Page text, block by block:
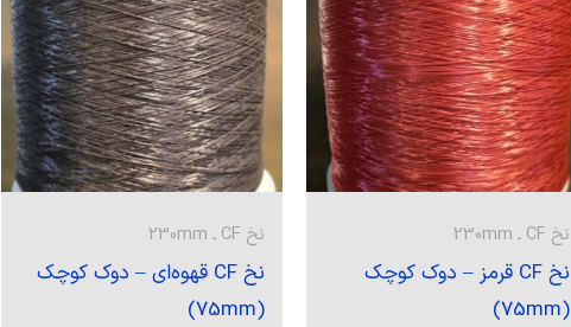
نخ CF ـ 230mm
نخ CF قرمز – دوک کوچک
(75mm)
نخ CF ـ 230mm
نخ CF قهوه‌ای – دوک کوچک
(75mm)